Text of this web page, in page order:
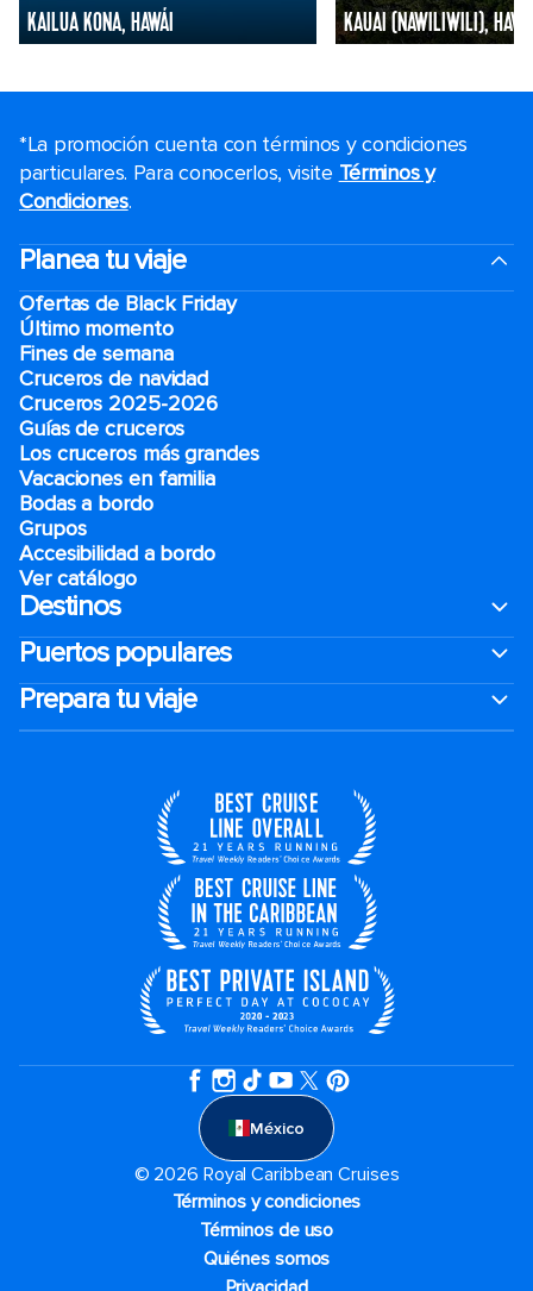
KAILUA KONA, HAWÁI KAUAI (NAWILIWILI),
*La promoción cuenta con términos y condiciones
particulares. Para conocerlos, visite Términos y
Condiciones.
Planea tu viaje
Ofertas de Black Friday
Último momento
Fines de semana
Cruceros de navidad
Cruceros 2025-2026
Guías de cruceros
Los cruceros más grandes
Vacaciones en familia
Bodas a bordo
Grupos
Accesibilidad a bordo
Ver catálogo
Destinos
Puertos populares
Prepara tu viaje
México
© 2026 Royal Caribbean Cruises
Términos y condiciones
Términos de uso
Quiénes somos